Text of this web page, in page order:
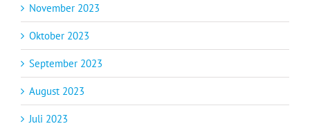
November 2023
Oktober 2023
September 2023
August 2023
Juli 2023